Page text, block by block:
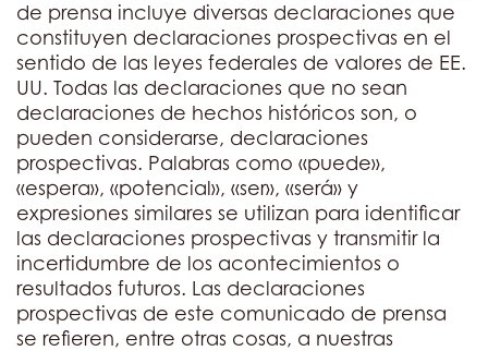
de prensa incluye diversas declaraciones que
constituyen declaraciones prospectivas en el
sentido de las leyes federales de valores de EE.
UU. Todas las declaraciones que no sean
declaraciones de hechos históricos son, o
pueden considerarse, declaraciones
prospectivas. Palabras como «puede»,
«espera», «potencial», «ser», «será» y
expresiones similares se utilizan para identificar
las declaraciones prospectivas y transmitir la
incertidumbre de los acontecimientos o
resultados futuros. Las declaraciones
prospectivas de este comunicado de prensa
se refieren, entre otras cosas, a nuestras